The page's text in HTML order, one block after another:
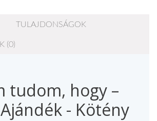
TULAJDONSÁGOK
(0)
tudom, hogy –
- Kötény